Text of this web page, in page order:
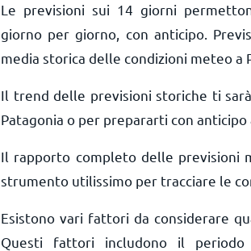
Le previsioni sui 14 giorni
giorno per giorno, con anticipo.
media storica delle condizioni meteo a
Il trend delle previsioni storiche ti
Patagonia o per prepararti con anticipo
Il rapporto completo delle previsioni
strumento utilissimo per tracciare le
Esistono vari fattori da considerare
Questi fattori includono il